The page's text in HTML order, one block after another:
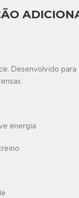
Desenvolvido
energia